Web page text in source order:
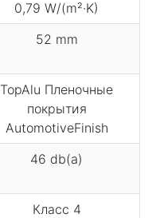
0,79 W/(m²·K)
52 mm
TopAlu Пленочные
покрытия
AutomotiveFinish
46 db(a)
Класс 4